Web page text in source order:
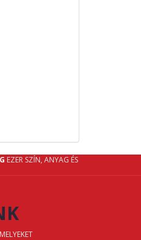
EZER SZÍN, ANYAG ÉS